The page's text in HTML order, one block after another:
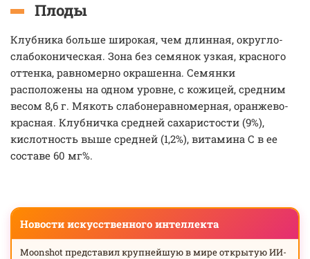
Плоды
Клубника больше широкая, чем длинная, округло-
слабоконическая. Зона без семянок узкая, красного
оттенка, равномерно окрашенна. Семянки
расположены на одном уровне, с кожицей, средним
весом 8,6 г. Мякоть слабонеравномерная, оранжево-
красная. Клубничка средней сахаристости (9%),
кислотность выше средней (1,2%), витамина С в ее
составе 60 мг%.
Новости искусственного интеллекта
Moonshot представил крупнейшую в мире открытую ИИ-